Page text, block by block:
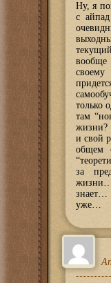
Ну, я
с
только
там
жизни?
и свой
общем
за
уже…